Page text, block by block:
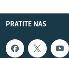
PRATITE NAS